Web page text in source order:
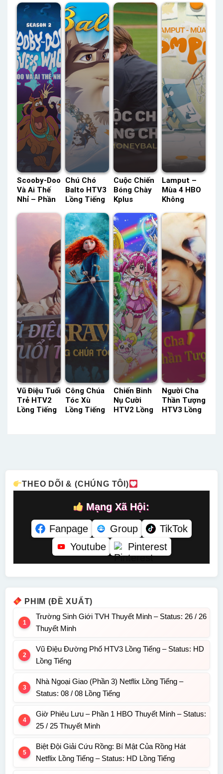
Scooby-Doo
Và Ai Thế
Nhỉ – Phần
Thuyết
26 Thuyết
Minh
Chú Chó
Balto HTV3
Lồng Tiếng
HD Lồng
Tiếng
Cuộc Chiến
Bóng Chày
Kplus
Minh –
Status: HD
Thuyết
Minh
Lamput –
Mùa 4 HBO
Không
Status: 37 /
37 Không
Thoại
Vũ Điệu Tuổi
Trẻ HTV2
Lồng Tiếng
Công Chúa
Tóc Xù
Lồng Tiếng
Chiến Binh
Nụ Cười
HTV2 Lồng
Người Cha
Thần Tượng
HTV3 Lồng
THEO DÕI & (CHÚNG TÔI)
Mạng Xã Hội:
Fanpage
Group
TikTok
Youtube
Pinterest
PHIM (ĐỀ XUẤT)
Trường Sinh Giới TVH Thuyết Minh – Status: 26 / 26
Thuyết Minh
Vũ Điệu Đường Phố HTV3 Lồng Tiếng – Status: HD
Lồng Tiếng
Nhà Ngoại Giao (Phần 3) Netflix Lồng Tiếng –
Status: 08 / 08 Lồng Tiếng
Giờ Phiêu Lưu – Phần 1 HBO Thuyết Minh – Status:
25 / 25 Thuyết Minh
Biệt Đội Giải Cứu Rồng: Bí Mật Của Rồng Hát
Netflix Lồng Tiếng – Status: HD Lồng Tiếng